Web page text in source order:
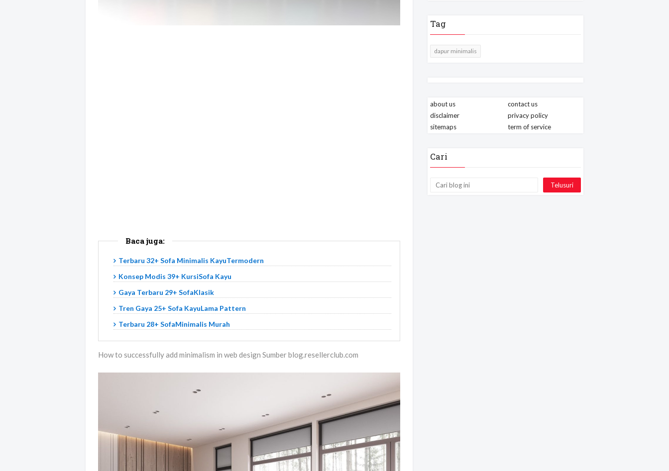
Baca juga:
Terbaru 32+ Sofa Minimalis KayuTermodern
Konsep Modis 39+ KursiSofa Kayu
Gaya Terbaru 29+ SofaKlasik
Tren Gaya 25+ Sofa KayuLama Pattern
Terbaru 28+ SofaMinimalis Murah
How to successfully add minimalism in web design Sumber blog.resellerclub.com
Tag
dapur minimalis
about us
contact us
disclaimer
privacy policy
sitemaps
term of service
Cari